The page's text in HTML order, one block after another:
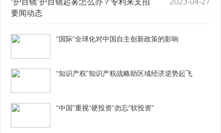
“护目镜”护目镜起雾怎么办？专利来支招
2023-04-27
要闻动态
“国际”全球化对中国自主创新政策的影响
“知识产权”知识产权战略助区域经济逆势起飞
“中国”重视“硬投资”勿忘“软投资”